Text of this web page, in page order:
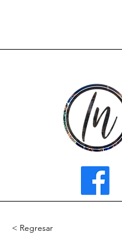
< Regresar